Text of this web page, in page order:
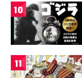
10
11